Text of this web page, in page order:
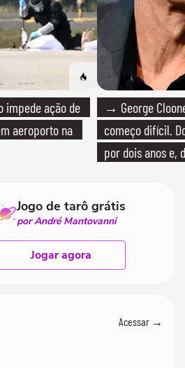
ação de
aeroporto na
→ George
começo difícil.
por dois anos e,
Jogo de tarô grátis
por André Mantovanni
Jogar agora
Acessar →